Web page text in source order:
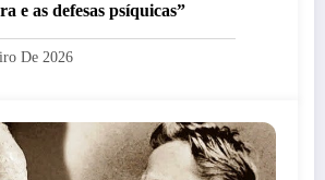
e as defesas psíquicas”
De 2026